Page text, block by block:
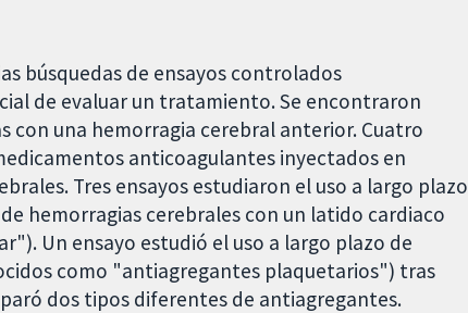
búsquedas de ensayos controlados
de evaluar un tratamiento. Se encontraron
con una hemorragia cerebral anterior. Cuatro
anticoagulantes inyectados en
Tres ensayos estudiaron el uso a largo plazo
hemorragias cerebrales con un latido cardiaco
Un ensayo estudió el uso a largo plazo de
como "antiagregantes plaquetarios") tras
dos tipos diferentes de antiagregantes.